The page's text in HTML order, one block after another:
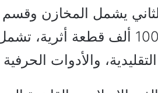
يشمل المخازن وقسم
أكثر من 100 ألف قطعة
والأدوات الحرفية